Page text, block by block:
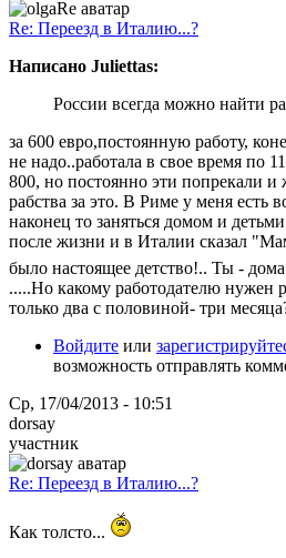
Re: Переезд в Италию...?
Написано Juliettas:
России всегда можно найти
за 600 евро,постоянную работу,
не надо..работала в свое время по
800, но постоянно эти попрекали и
рабства за это. В Риме у меня есть
наконец то заняться домом и
после жизни и в Италии сказал
было настоящее детство!.. Ты -
.....Но какому работодателю нужен
только два с половиной- три
Войдите или
возможность отправлять
Ср, 17/04/2013 - 10:51
dorsay
участник
Re: Переезд в Италию...?
Как толсто...